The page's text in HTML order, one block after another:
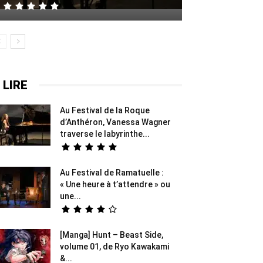
Au Festival de la Roque
d’Anthéron, Vanessa Wagner
traverse le labyrinthe...
Au Festival de Ramatuelle :
« Une heure à t’attendre » ou
une...
[Manga] Hunt – Beast Side,
volume 01, de Ryo Kawakami
&...